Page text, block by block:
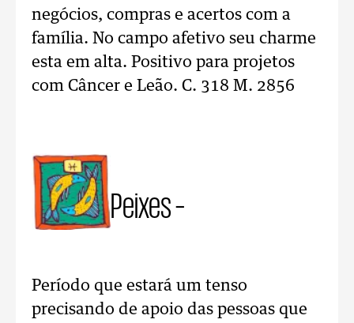
negócios, compras e acertos com a
família. No campo afetivo seu charme
esta em alta. Positivo para projetos
com Câncer e Leão. C. 318 M. 2856
Peixes –
Período que estará um tenso
precisando de apoio das pessoas que